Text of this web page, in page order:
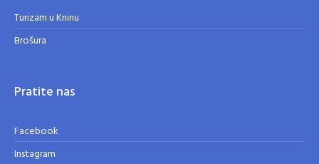
Turizam u Kninu
Brošura
Pratite nas
Facebook
Instagram